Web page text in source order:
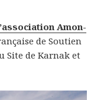
Amon-
de Soutien
Site de Karnak et